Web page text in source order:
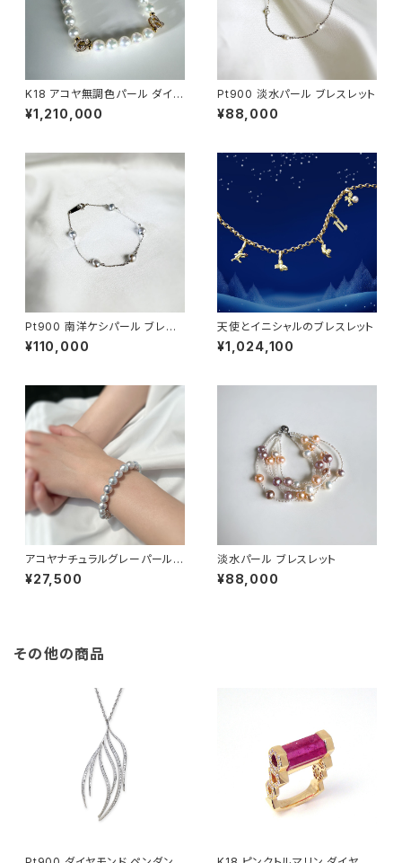
K18 アコヤ無調色パール ダイヤ
モンド イニシャルアンクレット
【雑誌『LEON』掲載モデル】
¥1,210,000
Pt900 淡水パール ブレスレット
¥88,000
Pt900 南洋ケシパール ブレス
レット
¥110,000
天使とイニシャルのブレスレット
¥1,024,100
アコヤナチュラルグレーパール
ブレスレット
¥27,500
淡水パール ブレスレット
¥88,000
その他の商品